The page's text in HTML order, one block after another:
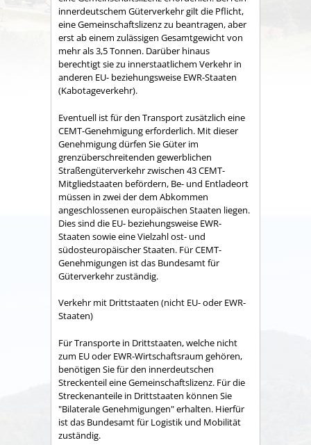
innerdeutschem Güterverkehr gilt die Pflicht,
eine Gemeinschaftslizenz zu beantragen, aber
erst ab einem zulässigen Gesamtgewicht von
mehr als 3,5 Tonnen. Darüber hinaus
berechtigt sie zu innerstaatlichem Verkehr in
anderen EU- beziehungsweise EWR-Staaten
(Kabotageverkehr).
Eventuell ist für den Transport zusätzlich eine
CEMT-Genehmigung erforderlich. Mit dieser
Genehmigung dürfen Sie Güter im
grenzüberschreitenden gewerblichen
Straßengüterverkehr zwischen 43 CEMT-
Mitgliedstaaten befördern, Be- und Entladeort
müssen in zwei der dem Abkommen
angeschlossenen europäischen Staaten liegen.
Dies sind die EU- beziehungsweise EWR-
Staaten sowie eine Vielzahl ost- und
südosteuropäischer Staaten. Für CEMT-
Genehmigungen ist das Bundesamt für
Güterverkehr zuständig.
Verkehr mit Drittstaaten (nicht EU- oder EWR-
Staaten)
Für Transporte in Drittstaaten, welche nicht
zum EU oder EWR-Wirtschaftsraum gehören,
benötigen Sie für den innerdeutschen
Streckenteil eine Gemeinschaftslizenz. Für die
Streckenanteile in Drittstaaten können Sie
"Bilaterale Genehmigungen" erhalten. Hierfür
ist das Bundesamt für Logistik und Mobilität
zuständig.